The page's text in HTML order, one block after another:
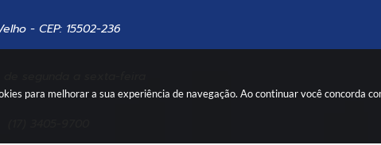
para melhorar a sua experiência de navegação. Ao continuar você concorda
- CEP: 15502-236